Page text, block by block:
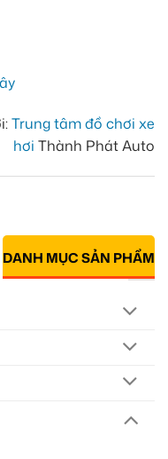
Trung tâm đồ chơi xe
hơi Thành Phát Auto
DANH MỤC SẢN PHẨM